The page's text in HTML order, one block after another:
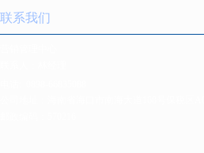
联系我们